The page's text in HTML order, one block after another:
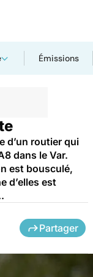
Émissions
d’un routier qui
dans le Var.
est bousculé,
d’elles est
Partager